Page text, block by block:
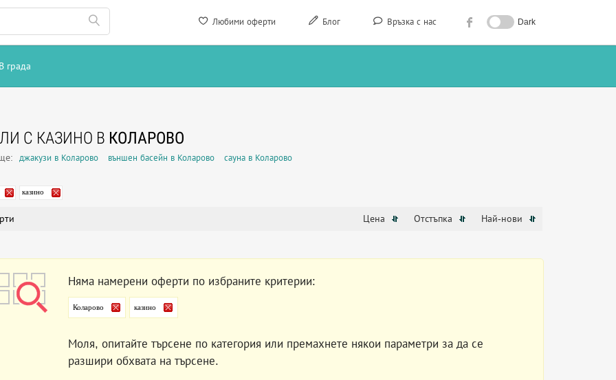
Любими оферти Блог Връзка с нас Dark
В града
С КАЗИНО В КОЛАРОВО
джакузи в Коларово външен басейн в Коларово сауна в Коларово
казино
Цена Отстъпка Най-нови
Няма намерени оферти по избраните критерии:
Коларово казино
Моля, опитайте търсене по категория или премахнете някои параметри за да се
разшири обхвата на търсене.